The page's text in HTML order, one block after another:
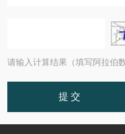
请输入计算结果（填写阿拉伯